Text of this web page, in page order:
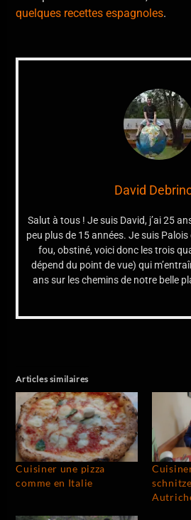
quelques recettes espagnoles.
David
Salut à tous ! Je suis David, j’ai 25
peu plus de 15 années. Je suis
fou, obstiné, voici donc les trois
dépend du point de vue) qui
ans sur les chemins de notre belle
Articles similaires
Cuisiner une pizza
comme en Italie